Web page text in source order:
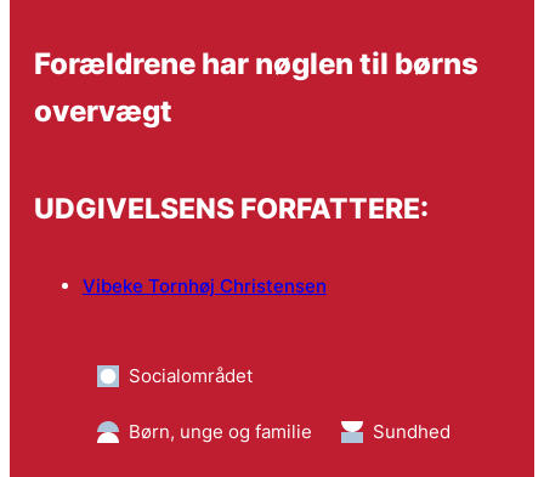
Forældrene har nøglen til børns
overvægt
UDGIVELSENS FORFATTERE:
Vibeke Tornhøj Christensen
Socialområdet
Børn, unge og familie Sundhed